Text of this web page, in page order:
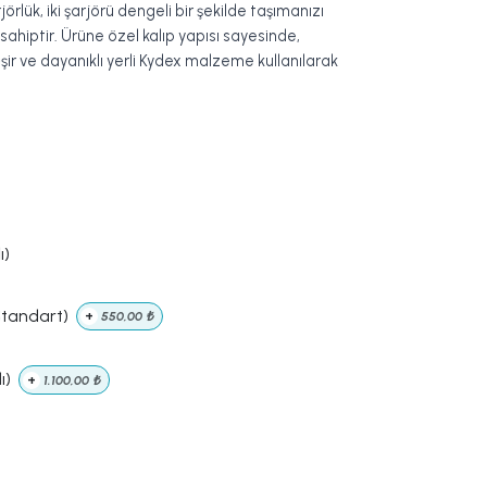
iki şarjörü dengeli bir şekilde taşımanızı
Ürüne özel kalıp yapısı sayesinde,
ve dayanıklı yerli Kydex malzeme kullanılarak
+ 550,00 ₺
+ 1.100,00 ₺